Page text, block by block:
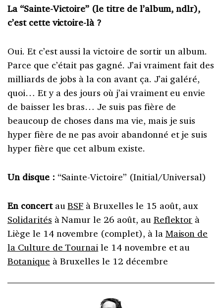
La “Sainte-Victoire” (le titre de l’album, ndlr),
c’est cette victoire-là ?
Oui. Et c’est aussi la victoire de sortir un album.
Parce que c’était pas gagné. J’ai vraiment fait des
milliards de jobs à la con avant ça. J’ai galéré,
quoi… Et y a des jours où j’ai vraiment eu envie
de baisser les bras… Je suis pas fière de
beaucoup de choses dans ma vie, mais je suis
hyper fière de ne pas avoir abandonné et je suis
hyper fière que cet album existe.
Un disque : “Sainte-Victoire” (Initial/Universal)
En concertauBSF à Bruxelles le 15 août, aux
Solidarités à Namur le 26 août, au Reflektor à
Liège le 14 novembre (complet), à la Maison de
la Culture de Tournai le 14 novembre et au
Botanique à Bruxelles le 12 décembre